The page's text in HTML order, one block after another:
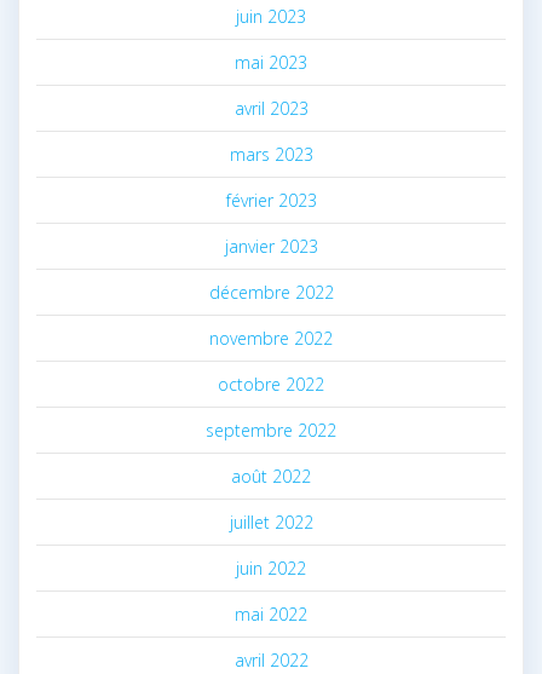
juin 2023
mai 2023
avril 2023
mars 2023
février 2023
janvier 2023
décembre 2022
novembre 2022
octobre 2022
septembre 2022
août 2022
juillet 2022
juin 2022
mai 2022
avril 2022